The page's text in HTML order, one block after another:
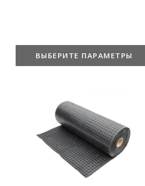
ВЫБЕРИТЕ ПАРАМЕТРЫ